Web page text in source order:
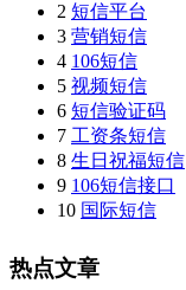
2 短信平台
3 营销短信
4 106短信
5 视频短信
6 短信验证码
7 工资条短信
8 生日祝福短信
9 106短信接口
10 国际短信
热点文章